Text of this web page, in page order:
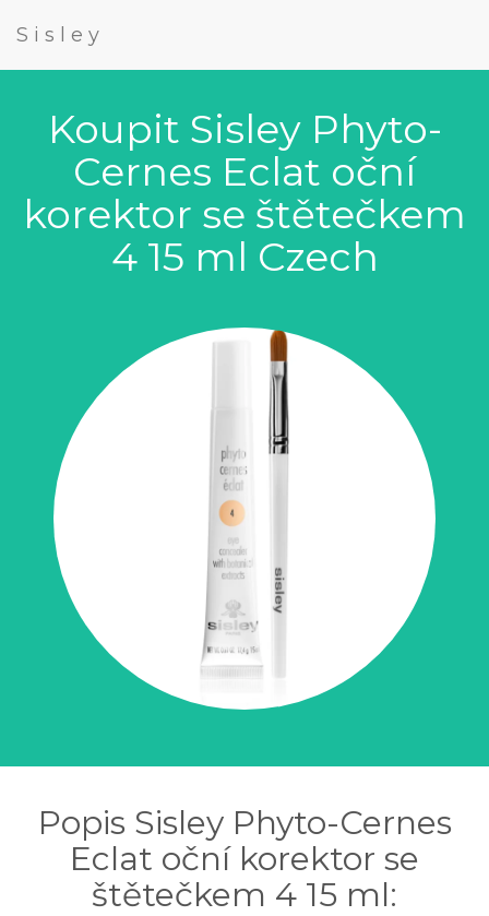
Sisley
Koupit Sisley Phyto-
Cernes Eclat oční
korektor se štětečkem
4 15 ml Czech
Popis Sisley Phyto-Cernes
Eclat oční korektor se
štětečkem 4 15 ml: